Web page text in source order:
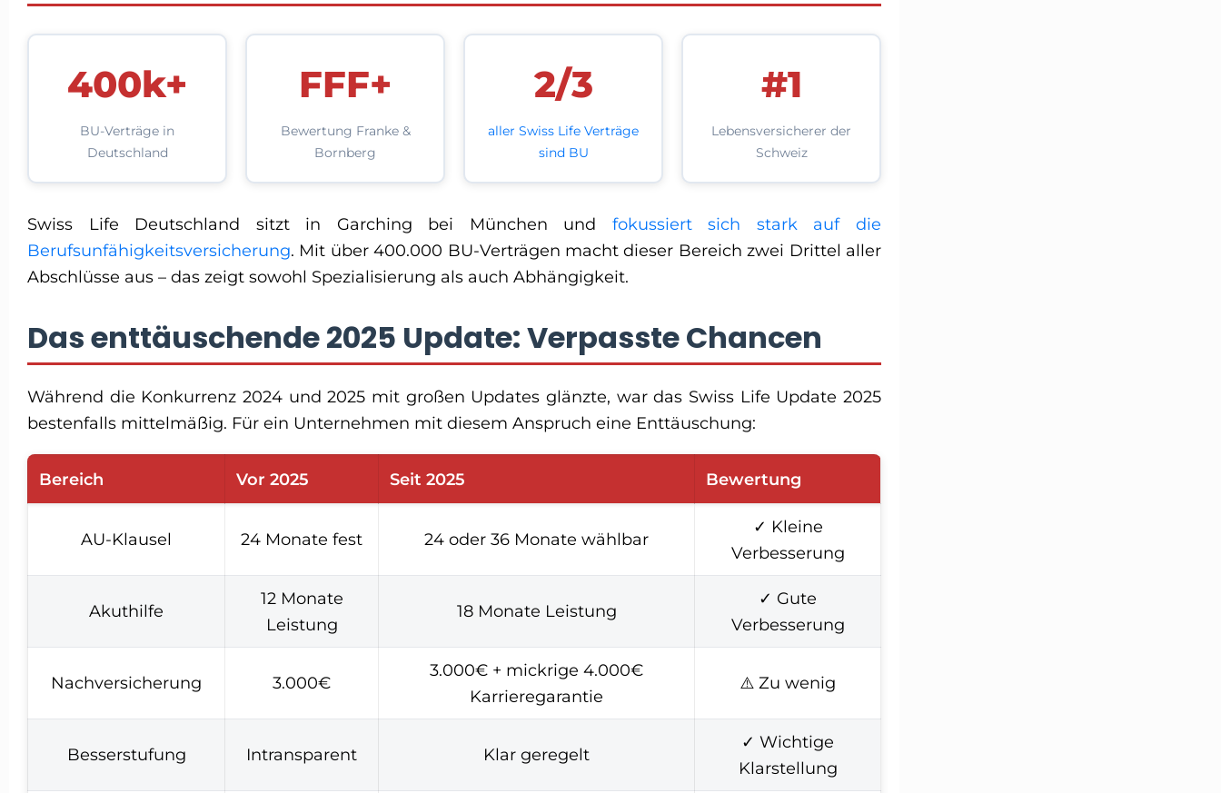
400k+
BU-Verträge in
Deutschland
FFF+
Bewertung Franke &
Bornberg
2/3
aller Swiss Life Verträge
sind BU
#1
Lebensversicherer der
Schweiz
Swiss Life Deutschland sitzt in Garching bei München und fokussiert sich stark auf die
Berufsunfähigkeitsversicherung. Mit über 400.000 BU-Verträgen macht dieser Bereich zwei Drittel aller
Abschlüsse aus – das zeigt sowohl Spezialisierung als auch Abhängigkeit.
Das enttäuschende 2025 Update: Verpasste Chancen
Während die Konkurrenz 2024 und 2025 mit großen Updates glänzte, war das Swiss Life Update 2025
bestenfalls mittelmäßig. Für ein Unternehmen mit diesem Anspruch eine Enttäuschung:
Bereich Vor 2025 Seit 2025 Bewertung
AU-Klausel 24 Monate fest 24 oder 36 Monate wählbar
✓ Kleine
Verbesserung
Akuthilfe
12 Monate
Leistung
18 Monate Leistung
✓ Gute
Verbesserung
Nachversicherung 3.000€
3.000€ + mickrige 4.000€
Karrieregarantie
⚠️ Zu wenig
Besserstufung Intransparent Klar geregelt
✓ Wichtige
Klarstellung